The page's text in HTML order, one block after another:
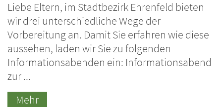
Liebe Eltern, im Stadtbezirk Ehrenfeld bieten
wir drei unterschiedliche Wege der
Vorbereitung an. Damit Sie erfahren wie diese
aussehen, laden wir Sie zu folgenden
Informationsabenden ein: Informationsabend
zur ...
Mehr